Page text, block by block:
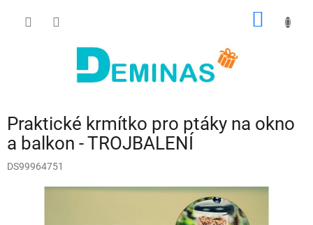
Praktické krmítko pro ptáky na okno
a balkon - TROJBALENÍ
DS99964751